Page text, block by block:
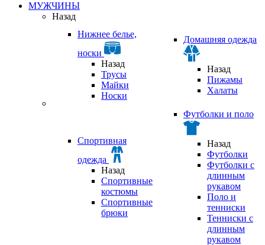
МУЖЧИНЫ
Назад
Нижнее белье,
носки
Назад
Трусы
Майки
Носки
Домашняя одежда
Назад
Пижамы
Халаты
Спортивная
одежда
Назад
Спортивные
костюмы
Спортивные
брюки
Футболки и поло
Назад
Футболки
Футболки с
длинным
рукавом
Поло и
тенниски
Тенниски с
длинным
рукавом